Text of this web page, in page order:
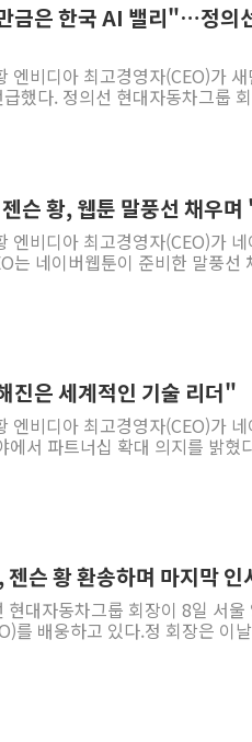
금은 한국 AI 밸리"…정의
엔비디아 최고경영자(CEO)가
했다. 정의선 현대자동차그룹
슨 황, 웹툰 말풍선 채우
엔비디아 최고경영자(CEO)가
는 네이버웹툰이 준비한 말풍선
진은 세계적인 기술 리더"
비디아 최고경영자(CEO)가
서 파트너십 확대 의지를 밝혔
슨 황 환송하며 마지막 인
대자동차그룹 회장이 8일 서울
를 배웅하고 있다.정 회장은 이